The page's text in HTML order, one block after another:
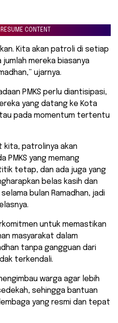
CONTENT
Kita akan patroli di setiap
mereka biasanya
ujarnya.
PMKS perlu diantisipasi,
yang datang ke Kota
pada momentum tertentu
kita, patrolinya akan
PMKS yang memang
tetap, dan ada juga yang
belas kasih dan
bulan Ramadhan, jadi
untuk memastikan
masyarakat dalam
tanpa gangguan dari
terkendali.
warga agar lebih
sehingga bantuan
yang resmi dan tepat